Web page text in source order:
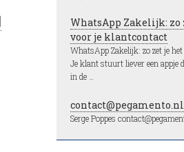
WhatsApp Zakelijk:
voor je klantcontact
WhatsApp Zakelijk: zo zet je
Je klant stuurt liever een
in de …
contact@pegamento.nl
Serge Poppes